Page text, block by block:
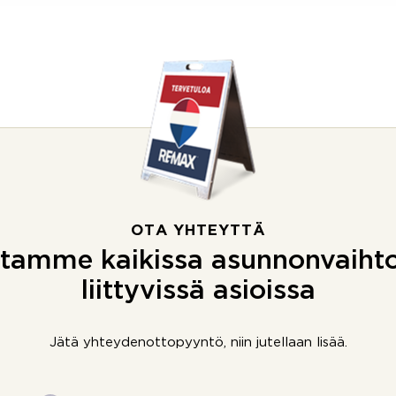
OTA YHTEYTTÄ
kaikissa
liittyvissä asioissa
Jätä yhteydenottopyyntö, niin jutellaan lisää.